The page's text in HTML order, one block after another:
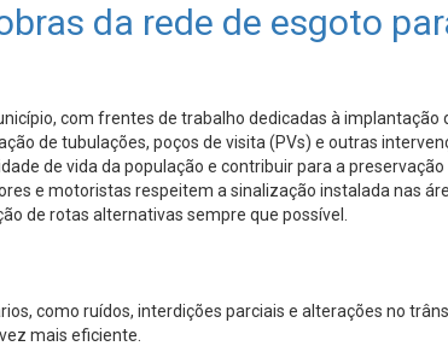
da rede de esgoto
com frentes de trabalho dedicadas à
de tubulações, poços de visita (PVs) e outras
de vida da população e contribuir para a
e motoristas respeitem a sinalização instalada nas
de rotas alternativas sempre que possível.
como ruídos, interdições parciais e alterações no
mais eficiente.